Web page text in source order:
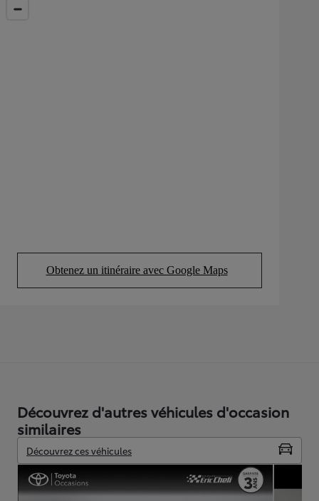
Obtenez un itinéraire avec Google Maps
(Opens in new tab)
Découvrez d'autres véhicules d'occasion
similaires
Découvrez ces véhicules